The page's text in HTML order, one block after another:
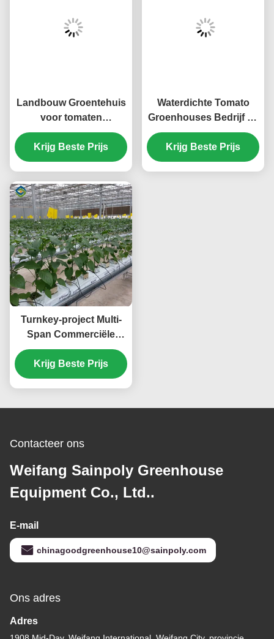
Landbouw Groentehuis
voor tomaten
Sleutelproject
Aanpasbare grootte
Krijg Beste Prijs
Waterdichte Tomato
Groenhouses Bedrijf Te
koop Met Hydroponic
System Assembly
Vereiste Groenhouses
Krijg Beste Prijs
Turnkey-project Multi-
Span Commerciële
hydroponische
kaswaterdichtheid
Krijg Beste Prijs
Contacteer ons
Weifang Sainpoly Greenhouse
Equipment Co., Ltd..
E-mail
chinagoodgreenhouse10@sainpoly.com
Ons adres
Adres